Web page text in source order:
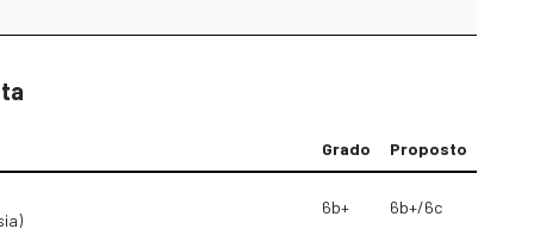
Grado Proposto
6b+ 6b+/6c